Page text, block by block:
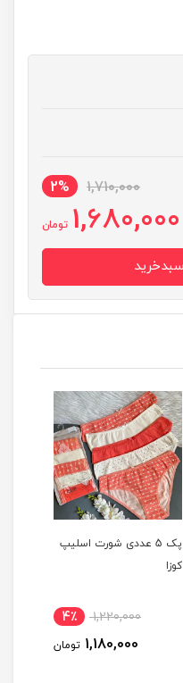
1,710,000
2%
1,680,000 تومان
پک 5 عددی شورت اسلیپ
کوزا
1,220,000 4٪
1,180,000 تومان